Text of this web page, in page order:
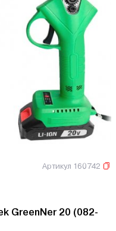
Артикул 160742
GreenNer 20 (082-